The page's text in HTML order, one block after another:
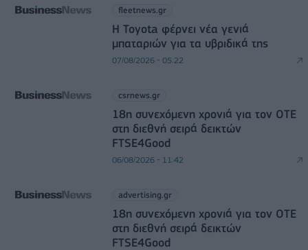
fleetnews.gr
Η Toyota φέρνει νέα γενιά
μπαταριών για τα υβριδικά της
07/08/2026 - 05:22
csrnews.gr
18η συνεχόμενη χρονιά για τον ΟΤΕ
στη διεθνή σειρά δεικτών
FTSE4Good
06/08/2026 - 11:42
advertising.gr
18η συνεχόμενη χρονιά για τον ΟΤΕ
στη διεθνή σειρά δεικτών
FTSE4Good